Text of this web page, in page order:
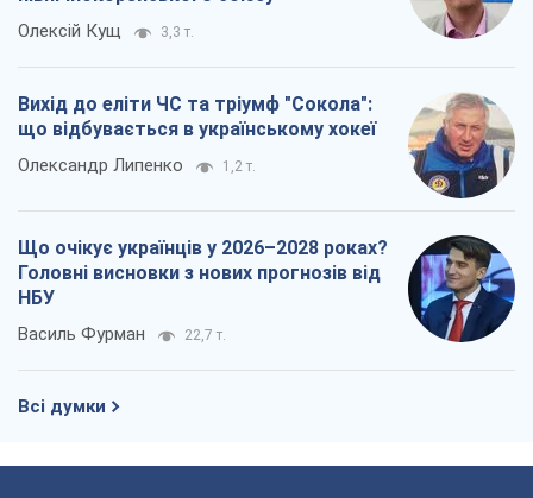
Олексій Кущ 3,3 т.
Вихід до еліти ЧС та тріумф "Сокола":
що відбувається в українському хокеї
Олександр Липенко 1,2 т.
Що очікує українців у 2026–2028 роках?
Головні висновки з нових прогнозів від
НБУ
Василь Фурман 22,7 т.
Всі думки